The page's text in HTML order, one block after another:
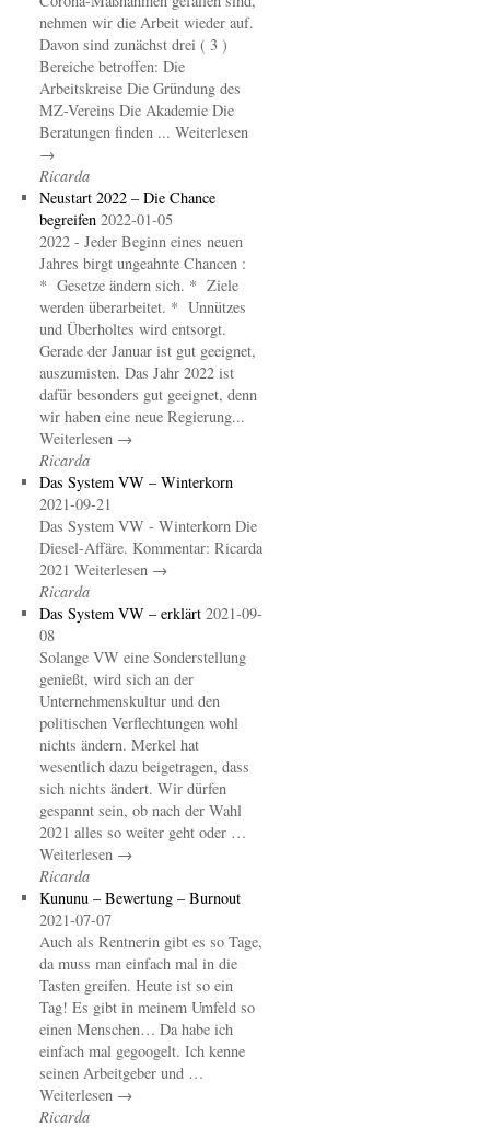
nehmen wir die Arbeit wieder auf.
Davon sind zunächst drei ( 3 )
Bereiche betroffen: Die
Arbeitskreise Die Gründung des
MZ-Vereins Die Akademie Die
Beratungen finden ... Weiterlesen
→
Ricarda
Neustart 2022 – Die Chance
begreifen 2022-01-05
2022 - Jeder Beginn eines neuen
Jahres birgt ungeahnte Chancen :
* Gesetze ändern sich. * Ziele
werden überarbeitet. * Unnützes
und Überholtes wird entsorgt.
Gerade der Januar ist gut geeignet,
auszumisten. Das Jahr 2022 ist
dafür besonders gut geeignet, denn
wir haben eine neue Regierung...
Weiterlesen →
Ricarda
Das System VW – Winterkorn
2021-09-21
Das System VW - Winterkorn Die
Diesel-Affäre. Kommentar: Ricarda
2021 Weiterlesen →
Ricarda
Das System VW – erklärt 2021-09-
08
Solange VW eine Sonderstellung
genießt, wird sich an der
Unternehmenskultur und den
politischen Verflechtungen wohl
nichts ändern. Merkel hat
wesentlich dazu beigetragen, dass
sich nichts ändert. Wir dürfen
gespannt sein, ob nach der Wahl
2021 alles so weiter geht oder …
Weiterlesen →
Ricarda
Kununu – Bewertung – Burnout
2021-07-07
Auch als Rentnerin gibt es so Tage,
da muss man einfach mal in die
Tasten greifen. Heute ist so ein
Tag! Es gibt in meinem Umfeld so
einen Menschen… Da habe ich
einfach mal gegoogelt. Ich kenne
seinen Arbeitgeber und …
Weiterlesen →
Ricarda